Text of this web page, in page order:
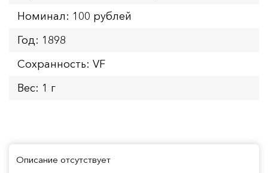
Номинал: 100 рублей
Год: 1898
Сохранность: VF
Вес: 1 г
Описание отсутствует